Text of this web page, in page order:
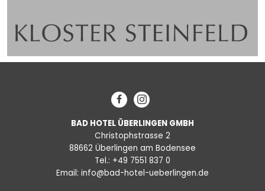
FacebookInstagram
BAD HOTEL ÜBERLINGEN GMBH
Christophstrasse 2
88662 Überlingen am Bodensee
Tel.: +49 7551 837 0
Email: info@bad-hotel-ueberlingen.de